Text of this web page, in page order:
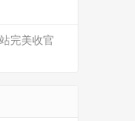
完美收官